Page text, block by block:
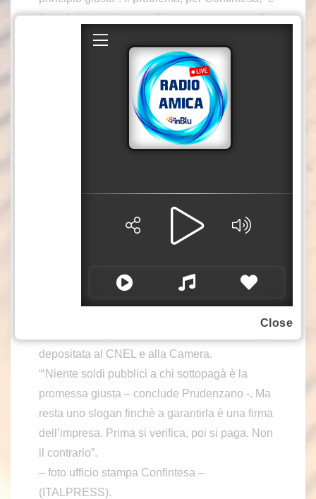
il modo in cui viene verificato: nessun controllo
preventivo, solo la firma di chi quel salario deve
dimostrare di rispettarlo”.
“E’ come chiedere all’oste se il vino è buono –
dice il Segretario Generale di Confintesa,
Francesco Prudenzano -. Il salario giusto è
legge, e la direzione è quella giusta. Ma se a
pubblici escono prima che qualcuno abbia
La proposta di Confintesa è quella di un bollino
indipendente, che certifichi che il contratto
applicato rispetta davvero i minimi – economici
depositata al CNEL e alla Camera.
“‘Niente soldi pubblici a chi sottopagà è la
promessa giusta – conclude Prudenzano -. Ma
resta uno slogan finchè a garantirla è una firma
dell’impresa. Prima si verifica, poi si paga. Non
il contrario”.
– foto ufficio stampa Confintesa –
(ITALPRESS).
Close